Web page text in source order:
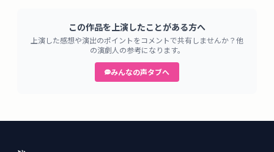
この作品を上演したことがある方へ
上演した感想や演出のポイントをコメントで共有しませんか？他
の演劇人の参考になります。
みんなの声タブへ